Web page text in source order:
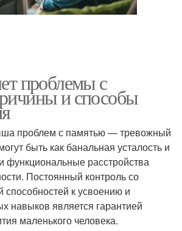
проблемы с
и способы
проблем с памятью — тревожный
быть как банальная усталость и
функциональные расстройства
Постоянный контроль со
способностей к усвоению и
навыков является гарантией
маленького человека.